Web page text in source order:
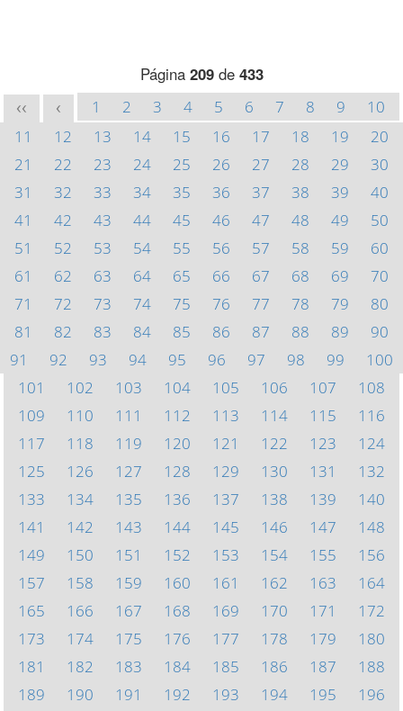
Página 209de 433
<< < 1 2 3 4 5 6 7 8 9
10
11
12 13 14 15 16 17 18 19
20
21
22 23 24 25 26 27 28 29
30
31
32 33 34 35 36 37 38 39
40
41
42 43 44 45 46 47 48 49
50
51
52 53 54 55 56 57 58 59
60
61
62 63 64 65 66 67 68 69
70
71
72 73 74 75 76 77 78 79
80
81
82 83 84 85 86 87 88 89
90
91
92 93 94 95 96 97 98 99
100
101
102 103 104 105 106 107
108
109
110 111 112 113 114 115
116
117
118 119 120 121 122 123
124
125
126 127 128 129 130 131
132
133
134 135 136 137 138 139
140
141
142 143 144 145 146 147
148
149
150 151 152 153 154 155
156
157
158 159 160 161 162 163
164
165
166 167 168 169 170 171
172
173
174 175 176 177 178 179
180
181
182 183 184 185 186 187
188
189
190 191 192 193 194 195
196